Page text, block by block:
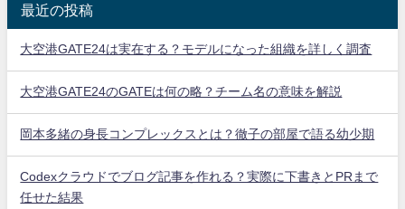
最近の投稿
大空港GATE24は実在する？モデルになった組織を詳しく調査
大空港GATE24のGATEは何の略？チーム名の意味を解説
岡本多緒の身長コンプレックスとは？徹子の部屋で語る幼少期
Codexクラウドでブログ記事を作れる？実際に下書きとPRまで
任せた結果